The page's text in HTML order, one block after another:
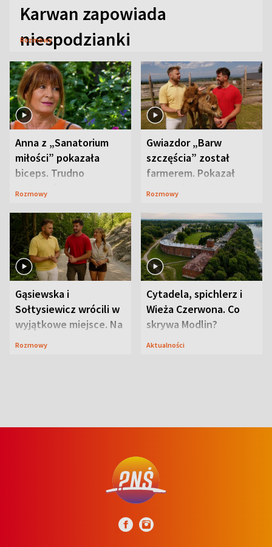
Karwan zapowiada
niespodzianki
Rozmowy
Anna z „Sanatorium
miłości” pokazała
biceps. Trudno
uwierzyć, co przeszła
Rozmowy
Gwiazdor „Barw
szczęścia” został
farmerem. Pokazał
swoje niezwykłe
Rozmowy
Gąsiewska i
Sołtysiewicz wrócili w
wyjątkowe miejsce. Na
szlaku czekał
Rozmowy
Cytadela, spichlerz i
Wieża Czerwona. Co
skrywa Modlin?
Aktualności